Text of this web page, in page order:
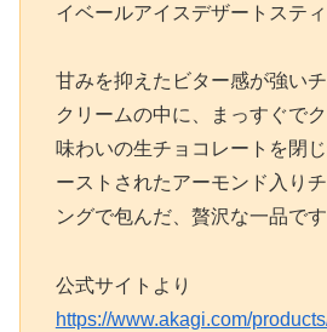
イベールアイスデザートステ
甘みを抑えたビター感が強い
クリームの中に、まっすぐで
味わいの生チョコレートを閉
ーストされたアーモンド入り
ングで包んだ、贅沢な一品です
公式サイトより
https://www.akagi.com/